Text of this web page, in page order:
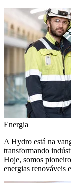
Energia
A Hydro está na
transformando
Hoje, somos
energias renováveis